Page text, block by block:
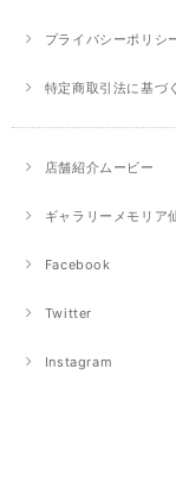
プライバシーポリシ
特定商取引法に基づ
店舗紹介ムービー
ギャラリーメモリア
Facebook
Twitter
Instagram